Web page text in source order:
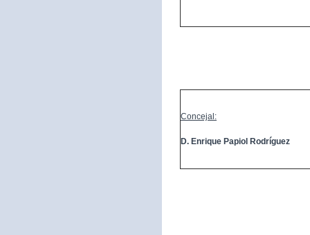
Concejal:
D. Enrique Papiol Rodríguez